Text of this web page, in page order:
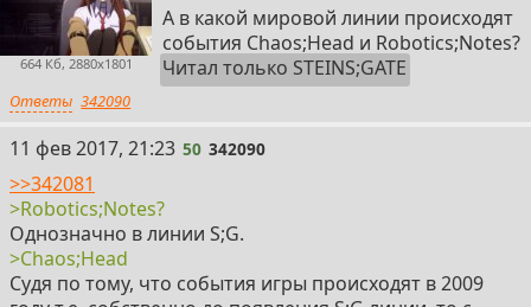
664 Кб, 2880x1801
А в какой мировой линии происходят
события Chaos;Head и Robotics;Notes?
Читал только STEINS;GATE
Ответы 342090
50
11 фев 2017, 21:23 50 342090
>>342081
>Robotics;Notes?
Однозначно в линии S;G.
>Chaos;Head
Судя по тому, что события игры происходят в 2009